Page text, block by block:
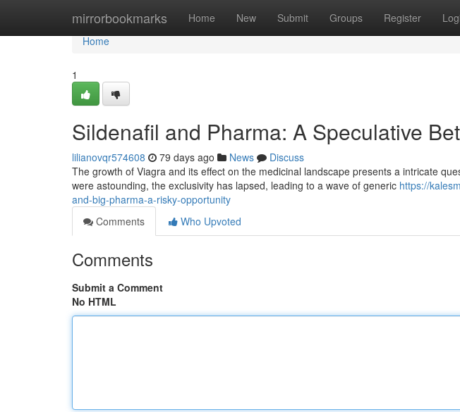
mirrorbookmarks Home New Submit Groups Register
Home
Home
1
Sildenafil and Pharma: A Speculative
lilianovqr574608 79 days ago News
Discuss
The growth of Viagra and its effect on the medicinal landscape presents a intricate
were astounding, the exclusivity has lapsed, leading to a wave of generic https://
and-big-pharma-a-risky-opportunity
Comments
Who Upvoted
Comments
Submit a Comment
No HTML